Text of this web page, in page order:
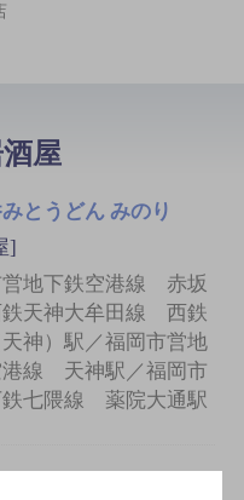
屋
とうどん みのり
]
営地下鉄空港線 赤坂
鉄天神大牟田線 西鉄
神）駅／福岡市営地
港線 天神駅／福岡市
鉄七隈線 薬院大通駅